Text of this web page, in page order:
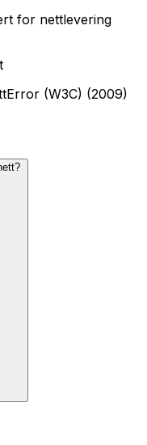
for nettlevering
(W3C) (2009)